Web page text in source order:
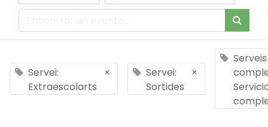
Servei:
Extraescolarts
×
Servei:
Sortides
×
Serveis